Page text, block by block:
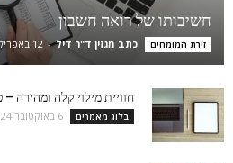
חשיבותו של רואה חשבון
זירת המומחים כתב מגזין ד"ר דיל - 12 באפריל 2024
חוויית מילוי קלה ומהירה
בלוג מאמרים 6 באוקטובר 2024